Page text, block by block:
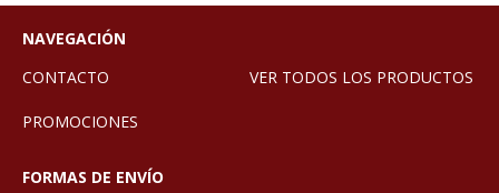
NAVEGACIÓN
CONTACTO
VER TODOS LOS PRODUCTOS
PROMOCIONES
FORMAS DE ENVÍO